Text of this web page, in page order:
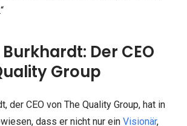
Der CEO
Group
der CEO von The Quality Group, hat in
dass er nicht nur ein Visionär,